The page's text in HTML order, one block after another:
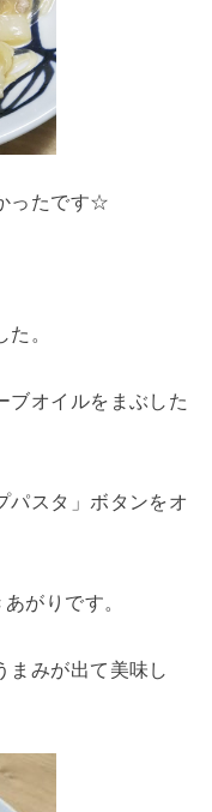
ったです☆
。
ブオイルをまぶした
パスタ」ボタンをオ
がりです。
まみが出て美味し